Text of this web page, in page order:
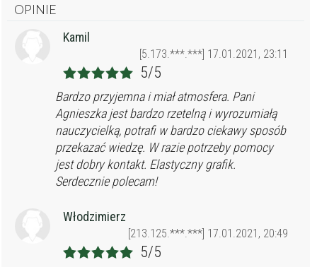
OPINIE
Kamil
[5.173.***.***] 17.01.2021, 23:11
5/5
Bardzo przyjemna i miał atmosfera. Pani
Agnieszka jest bardzo rzetelną i wyrozumiałą
nauczycielką, potrafi w bardzo ciekawy sposób
przekazać wiedzę. W razie potrzeby pomocy
jest dobry kontakt. Elastyczny grafik.
Serdecznie polecam!
Włodzimierz
[213.125.***.***] 17.01.2021, 20:49
5/5